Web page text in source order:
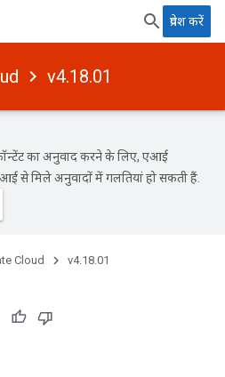
प्रवेश करें
v4.18.01
का अनुवाद करने के लिए, एआई
से मिले अनुवादों में गलतियां हो सकती हैं.
Cloud
v4.18.01